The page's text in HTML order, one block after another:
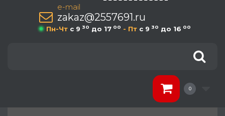
e-mail
zakaz@2557691.ru
Пн-Чт c 9 30 до 17 00 - Пт c 9 30 до 16 00
0